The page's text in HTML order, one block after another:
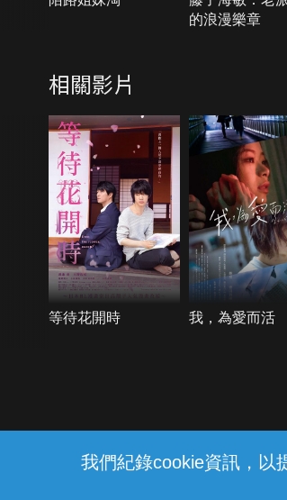
我們紀錄cookie資訊，以
的浪漫樂章
相關影片
等待花開時 我，為愛而活